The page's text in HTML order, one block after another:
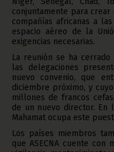
conjuntamente para
compañías africanas a
espacio aéreo de la
exigencias necesarias.
La reunión se ha
las delegaciones
nuevo convenio, que
diciembre próximo, y
millones de francos
de un nuevo director. En
Mahamat ocupa este
Los países miembros
que ASECNA cuente con